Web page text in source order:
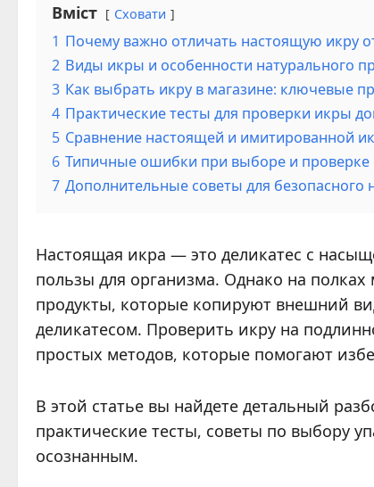
Вміст Сховати
1 Почему важно отличать настоящую икру
2 Виды икры и особенности натурального
3 Как выбрать икру в магазине: ключевые
4 Практические тесты для проверки икры
5 Сравнение настоящей и имитированной
6 Типичные ошибки при выборе и проверке
7 Дополнительные советы для безопасного
Настоящая икра — это деликатес с
пользы для организма. Однако на
продукты, которые копируют внешний
деликатесом. Проверить икру на
простых методов, которые помогают
В этой статье вы найдете детальный
практические тесты, советы по выбору
осознанным.